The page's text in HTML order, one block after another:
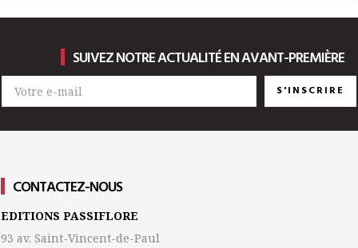
SUIVEZ NOTRE ACTUALITÉ EN AVANT-PREMIÈRE
S'INSCRIRE
CONTACTEZ-NOUS
EDITIONS PASSIFLORE
93 av. Saint-Vincent-de-Paul